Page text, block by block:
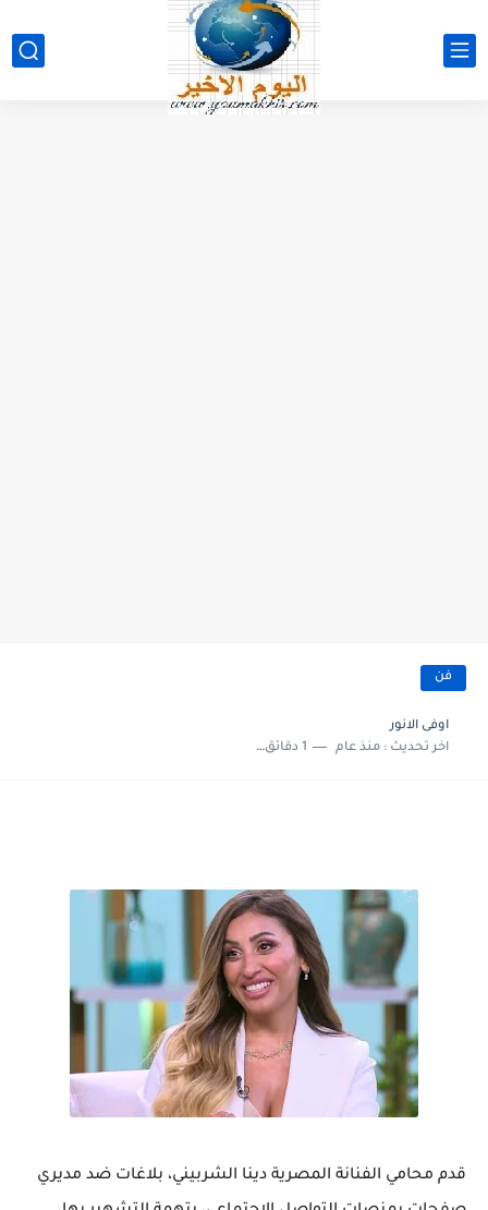
فن
اوفى الانور
اخر تحديث :منذ عام 1 دقائق للقراءة
قدم محامي الفنانة المصرية دينا الشربيني، بلاغات ضد مديري